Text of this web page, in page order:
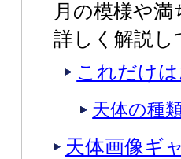
月の模様や
詳しく解説し
これだけ
天体の種
天体画像ギ